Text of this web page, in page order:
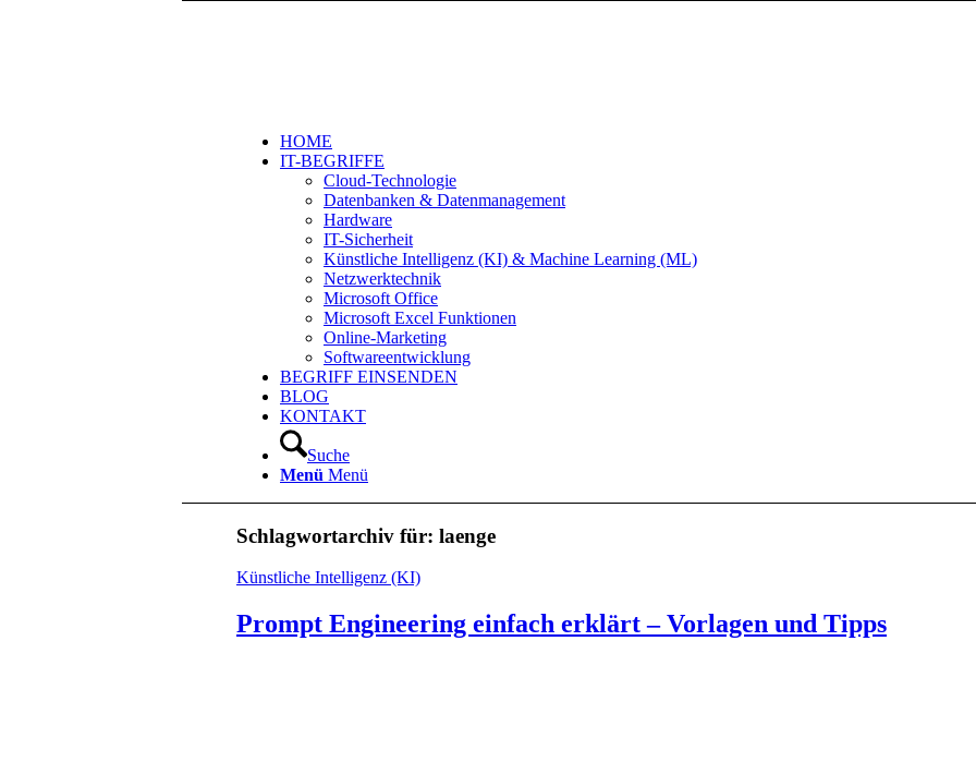
HOME
IT-BEGRIFFE
Cloud-Technologie
Datenbanken & Datenmanagement
Hardware
IT-Sicherheit
Künstliche Intelligenz (KI) & Machine Learning (ML)
Netzwerktechnik
Microsoft Office
Microsoft Excel Funktionen
Online-Marketing
Softwareentwicklung
BEGRIFF EINSENDEN
BLOG
KONTAKT
Suche
Menü Menü
Schlagwortarchiv für: laenge
Künstliche Intelligenz (KI)
Prompt Engineering einfach erklärt – Vorlagen und Tipps